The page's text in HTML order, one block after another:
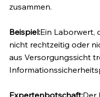
zusammen.
Beispiel:Ein Laborwert,
nicht rechtzeitig oder
aus Versorgungssicht